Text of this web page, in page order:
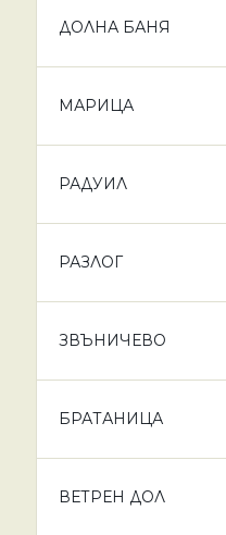
ДОЛНА БАНЯ
МАРИЦА
РАДУИЛ
РАЗЛОГ
ЗВЪНИЧЕВО
БРАТАНИЦА
ВЕТРЕН ДОЛ